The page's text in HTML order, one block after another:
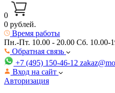
0
0 рублей.
Время работы
Пн.-Пт. 10.00 - 20.00 Сб. 10.00-
Обратная связь
+7 (495) 150-46-12
Вход на сайт
Авторизация